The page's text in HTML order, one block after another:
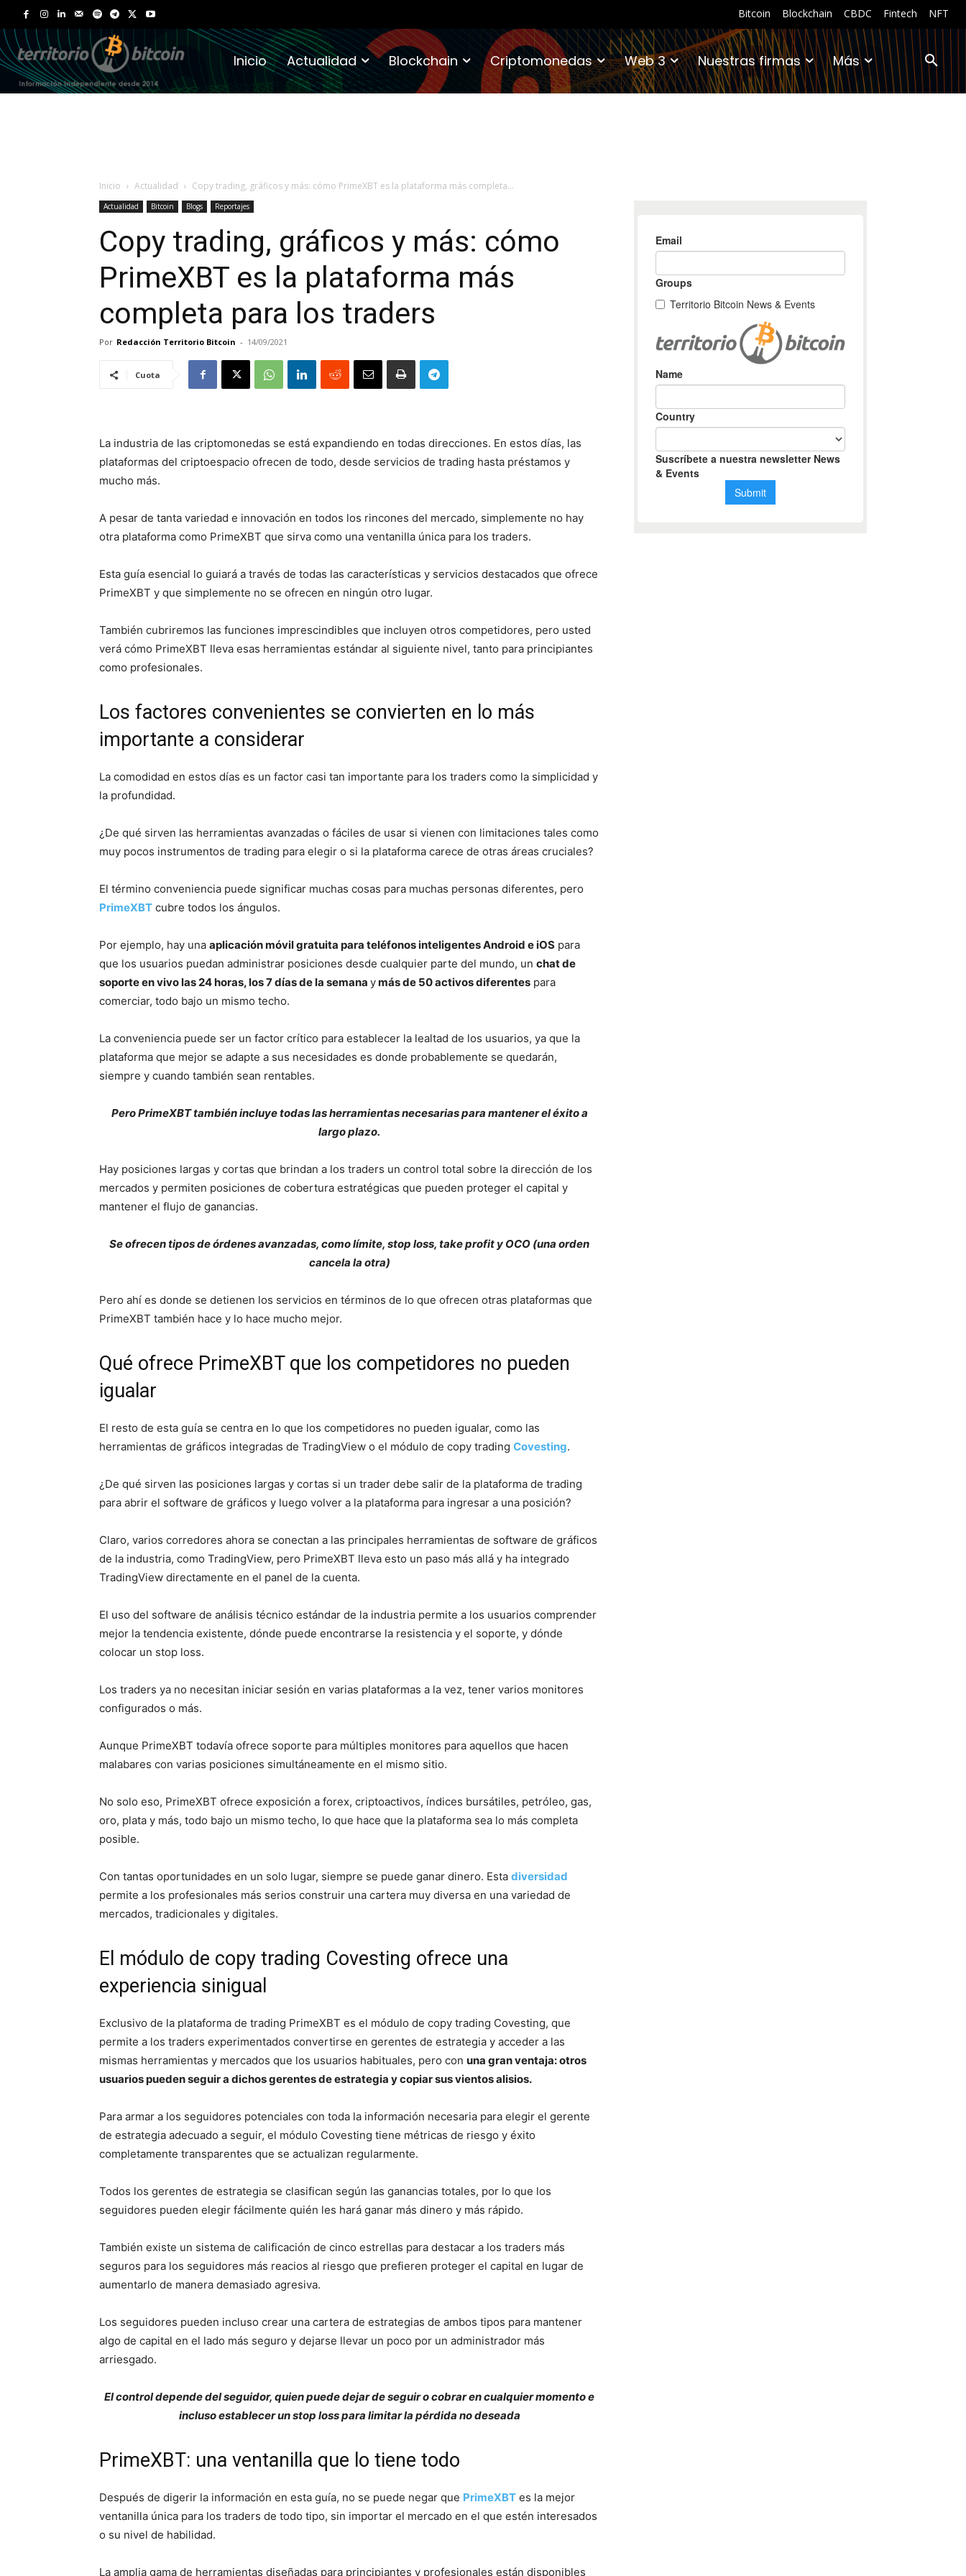
Bitcoin Blockchain CBDC Fintech NFT
Inicio Actualidad Blockchain Criptomonedas Web 3 Nuestras firmas Más
Inicio Actualidad Copy trading, gráficos y más: cómo PrimeXBT es la plataforma más completa...
Actualidad Bitcoin Blogs Reportajes
Copy trading, gráficos y más: cómo
PrimeXBT es la plataforma más
completa para los traders
Por Redacción Territorio Bitcoin - 14/09/2021
Cuota
La industria de las criptomonedas se está expandiendo en todas direcciones. En estos días, las
plataformas del criptoespacio ofrecen de todo, desde servicios de trading hasta préstamos y
mucho más.
A pesar de tanta variedad e innovación en todos los rincones del mercado, simplemente no hay
otra plataforma como PrimeXBT que sirva como una ventanilla única para los traders.
Esta guía esencial lo guiará a través de todas las características y servicios destacados que ofrece
PrimeXBT y que simplemente no se ofrecen en ningún otro lugar.
También cubriremos las funciones imprescindibles que incluyen otros competidores, pero usted
verá cómo PrimeXBT lleva esas herramientas estándar al siguiente nivel, tanto para principiantes
como profesionales.
Los factores convenientes se convierten en lo más
importante a considerar
La comodidad en estos días es un factor casi tan importante para los traders como la simplicidad y
la profundidad.
¿De qué sirven las herramientas avanzadas o fáciles de usar si vienen con limitaciones tales como
muy pocos instrumentos de trading para elegir o si la plataforma carece de otras áreas cruciales?
El término conveniencia puede significar muchas cosas para muchas personas diferentes, pero
PrimeXBT cubre todos los ángulos.
Por ejemplo, hay una aplicación móvil gratuita para teléfonos inteligentes Android e iOS para
que los usuarios puedan administrar posiciones desde cualquier parte del mundo, un chat de
soporte en vivo las 24 horas, los 7 días de la semana ymás de 50 activos diferentes para
comerciar, todo bajo un mismo techo.
La conveniencia puede ser un factor crítico para establecer la lealtad de los usuarios, ya que la
plataforma que mejor se adapte a sus necesidades es donde probablemente se quedarán,
siempre y cuando también sean rentables.
Pero PrimeXBT también incluye todas las herramientas necesarias para mantener el éxito a
largo plazo.
Hay posiciones largas y cortas que brindan a los traders un control total sobre la dirección de los
mercados y permiten posiciones de cobertura estratégicas que pueden proteger el capital y
mantener el flujo de ganancias.
Se ofrecen tipos de órdenes avanzadas, como límite, stop loss, take profit y OCO (una orden
cancela la otra)
Pero ahí es donde se detienen los servicios en términos de lo que ofrecen otras plataformas que
PrimeXBT también hace y lo hace mucho mejor.
Qué ofrece PrimeXBT que los competidores no pueden
igualar
El resto de esta guía se centra en lo que los competidores no pueden igualar, como las
herramientas de gráficos integradas de TradingView o el módulo de copy trading Covesting.
¿De qué sirven las posiciones largas y cortas si un trader debe salir de la plataforma de trading
para abrir el software de gráficos y luego volver a la plataforma para ingresar a una posición?
Claro, varios corredores ahora se conectan a las principales herramientas de software de gráficos
de la industria, como TradingView, pero PrimeXBT lleva esto un paso más allá y ha integrado
TradingView directamente en el panel de la cuenta.
El uso del software de análisis técnico estándar de la industria permite a los usuarios comprender
mejor la tendencia existente, dónde puede encontrarse la resistencia y el soporte, y dónde
colocar un stop loss.
Los traders ya no necesitan iniciar sesión en varias plataformas a la vez, tener varios monitores
configurados o más.
Aunque PrimeXBT todavía ofrece soporte para múltiples monitores para aquellos que hacen
malabares con varias posiciones simultáneamente en el mismo sitio.
No solo eso, PrimeXBT ofrece exposición a forex, criptoactivos, índices bursátiles, petróleo, gas,
oro, plata y más, todo bajo un mismo techo, lo que hace que la plataforma sea lo más completa
posible.
Con tantas oportunidades en un solo lugar, siempre se puede ganar dinero. Esta diversidad
permite a los profesionales más serios construir una cartera muy diversa en una variedad de
mercados, tradicionales y digitales.
El módulo de copy trading Covesting ofrece una
experiencia sinigual
Exclusivo de la plataforma de trading PrimeXBT es el módulo de copy trading Covesting, que
permite a los traders experimentados convertirse en gerentes de estrategia y acceder a las
mismas herramientas y mercados que los usuarios habituales, pero con una gran ventaja: otros
usuarios pueden seguir a dichos gerentes de estrategia y copiar sus vientos alisios.
Para armar a los seguidores potenciales con toda la información necesaria para elegir el gerente
de estrategia adecuado a seguir, el módulo Covesting tiene métricas de riesgo y éxito
completamente transparentes que se actualizan regularmente.
Todos los gerentes de estrategia se clasifican según las ganancias totales, por lo que los
seguidores pueden elegir fácilmente quién les hará ganar más dinero y más rápido.
También existe un sistema de calificación de cinco estrellas para destacar a los traders más
seguros para los seguidores más reacios al riesgo que prefieren proteger el capital en lugar de
aumentarlo de manera demasiado agresiva.
Los seguidores pueden incluso crear una cartera de estrategias de ambos tipos para mantener
algo de capital en el lado más seguro y dejarse llevar un poco por un administrador más
arriesgado.
El control depende del seguidor, quien puede dejar de seguir o cobrar en cualquier momento e
incluso establecer un stop loss para limitar la pérdida no deseada
PrimeXBT: una ventanilla que lo tiene todo
Después de digerir la información en esta guía, no se puede negar que PrimeXBT es la mejor
ventanilla única para los traders de todo tipo, sin importar el mercado en el que estén interesados
o su nivel de habilidad.
La amplia gama de herramientas diseñadas para principiantes y profesionales están disponibles